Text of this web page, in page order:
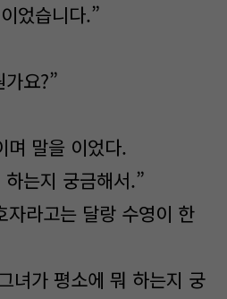
었습니다.”
요?”
며 말을 이었다.
는지 궁금해서.”
자라고는 달랑 수영이 한
녀가 평소에 뭐 하는지 궁